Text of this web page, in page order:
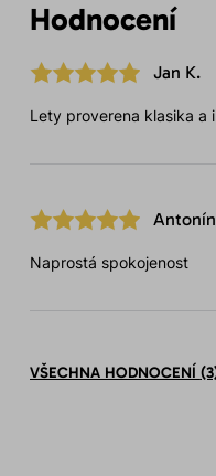
Hodnocení
Jan K.
Lety proverena klasika a
Naprostá spokojenost
VŠECHNA HODNOCENÍ